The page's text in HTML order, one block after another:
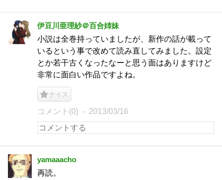
伊豆川亜理紗＠百合姉妹
小説は全巻持っていましたが、新作の話が載って
いるという事で改めて読み直してみました。設定
とか若干古くなったなーと思う面はありますけど
非常に面白い作品ですよね。
ナイス
コメント(0) 2013/03/16
yamaaacho
再読。